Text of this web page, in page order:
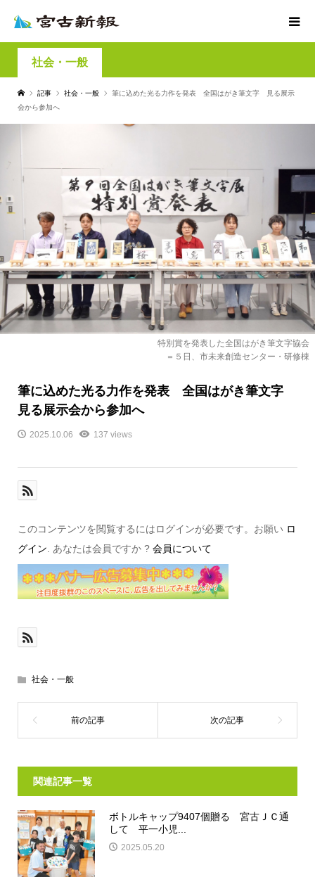
社会・一般
記事 社会・一般
筆に込めた光る力作を発表 全国はがき筆文字 見る展示
会から参加へ
特別賞を発表した全国はがき筆文字協会
＝５日、市未来創造センター・研修棟
筆に込めた光る力作を発表 全国はがき筆文字
見る展示会から参加へ
2025.10.06 137 views
このコンテンツを閲覧するにはログインが必要です。お願い ロ
グイン . あなたは会員ですか ? 会員について
社会・一般
関連記事一覧
ボトルキャップ9407個贈る 宮古ＪＣ通
して 平一小児...
2025.05.20